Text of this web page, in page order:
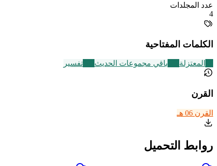
عدد المجلدات
4
الكلمات المفتاحية
المعتزلة باقي مجموعات الحديث تفسير
القرن
القرن 06 هـ
روابط التحميل